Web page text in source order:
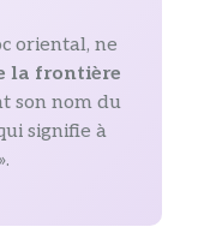
oriental, ne
la frontière
son nom du
signifie à